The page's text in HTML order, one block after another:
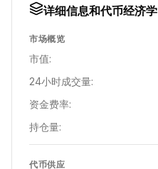
详细信息和代币经济学
市场概览
市值:
24小时成交量:
资金费率:
持仓量:
代币供应